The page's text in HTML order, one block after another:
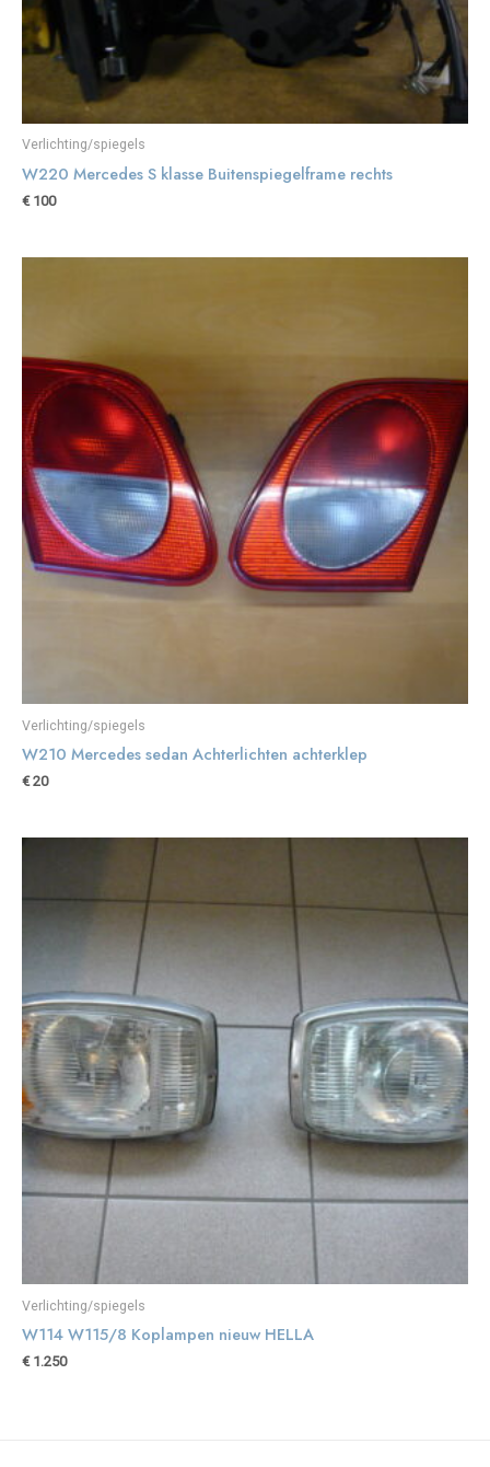
Verlichting/spiegels
W220 Mercedes S klasse Buitenspiegelframe rechts
€100
Verlichting/spiegels
W210 Mercedes sedan Achterlichten achterklep
€20
Verlichting/spiegels
W114 W115/8 Koplampen nieuw HELLA
€1.250